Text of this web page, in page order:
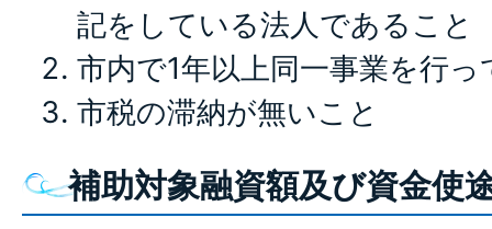
記をしている法人であること
市内で1年以上同一事業を行
市税の滞納が無いこと
補助対象融資額及び資金使